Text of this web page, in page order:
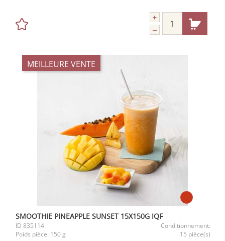
MEILLEURE VENTE
SMOOTHIE PINEAPPLE SUNSET 15X150G IQF
ID 835114
Conditionnement:
Poids pièce: 150 g 15 pièce(s)